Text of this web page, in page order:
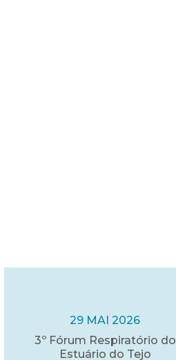
29 MAI 2026
3º Fórum Respiratório do
Estuário do Tejo